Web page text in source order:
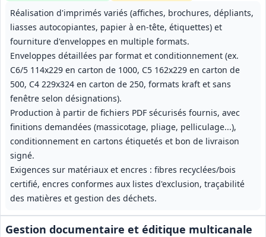
Réalisation d'imprimés variés (affiches, brochures, dépliants,
liasses autocopiantes, papier à en-tête, étiquettes) et
fourniture d'enveloppes en multiple formats.
Enveloppes détaillées par format et conditionnement (ex.
C6/5 114x229 en carton de 1000, C5 162x229 en carton de
500, C4 229x324 en carton de 250, formats kraft et sans
fenêtre selon désignations).
Production à partir de fichiers PDF sécurisés fournis, avec
finitions demandées (massicotage, pliage, pelliculage...),
conditionnement en cartons étiquetés et bon de livraison
signé.
Exigences sur matériaux et encres : fibres recyclées/bois
certifié, encres conformes aux listes d'exclusion, traçabilité
des matières et gestion des déchets.
Gestion documentaire et éditique multicanale